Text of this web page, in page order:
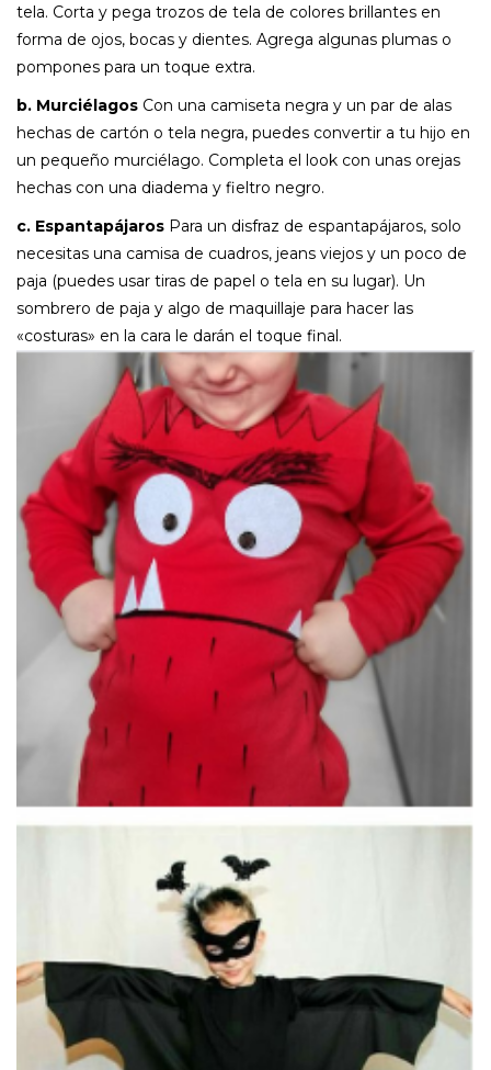
tela. Corta y pega trozos de tela de colores brillantes en
forma de ojos, bocas y dientes. Agrega algunas plumas o
pompones para un toque extra.
b. Murciélagos Con una camiseta negra y un par de alas
hechas de cartón o tela negra, puedes convertir a tu hijo en
un pequeño murciélago. Completa el look con unas orejas
hechas con una diadema y fieltro negro.
c. Espantapájaros Para un disfraz de espantapájaros, solo
necesitas una camisa de cuadros, jeans viejos y un poco de
paja (puedes usar tiras de papel o tela en su lugar). Un
sombrero de paja y algo de maquillaje para hacer las
«costuras» en la cara le darán el toque final.